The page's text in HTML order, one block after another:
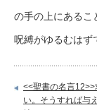
の手の上にあるこ
呪縛がゆるむはず
<<聖書の名言12>>
い。そうすれば与